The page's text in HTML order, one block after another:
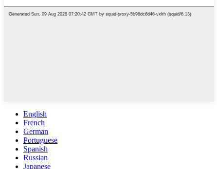
English
French
German
Portuguese
Spanish
Russian
Japanese